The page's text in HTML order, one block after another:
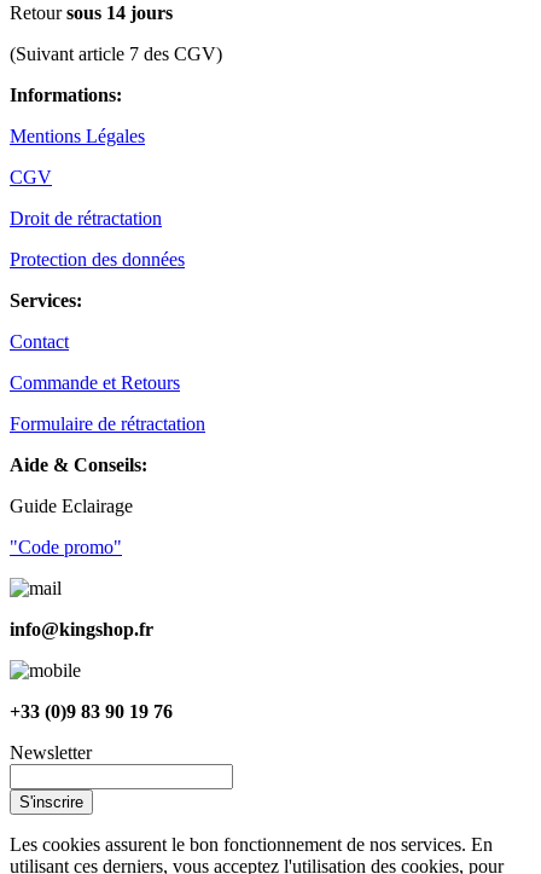
Retoursous 14 jours
(Suivant article 7 des CGV)
Informations:
Mentions Légales
CGV
Droit de rétractation
Protection des données
Services:
Contact
Commande et Retours
Formulaire de rétractation
Aide & Conseils:
Guide Eclairage
"Code promo"
info@kingshop.fr
+33 (0)9 83 90 19 76
Newsletter
S'inscrire
Les cookies assurent le bon fonctionnement de nos services. En
utilisant ces derniers, vous acceptez l'utilisation des cookies, pour